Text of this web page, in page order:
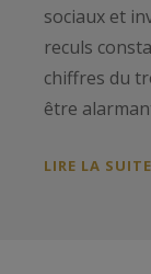
sociaux et
reculs
chiffres du
être
LIRE LA SUITE